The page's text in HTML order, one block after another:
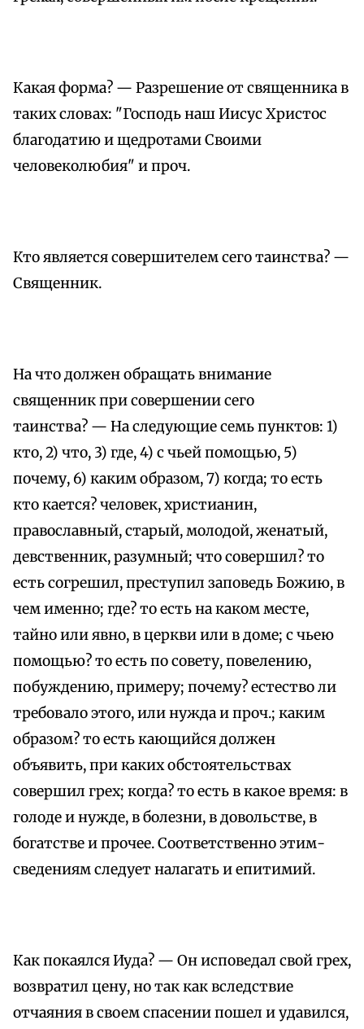
Какая форма? — Разрешение от священника в
таких словах: "Господь наш Иисус Христос
благодатию и щедротами Своими
человеколюбия" и проч.
Кто является совершителем сего таинства? —
Священник.
На что должен обращать внимание
священник при совершении сего
таинства? — На следующие семь пунктов: 1)
кто, 2) что, 3) где, 4) с чьей помощью, 5)
почему, 6) каким образом, 7) когда; то есть
кто кается? человек, христианин,
православный, старый, молодой, женатый,
девственник, разумный; что совершил? то
есть согрешил, преступил заповедь Божию, в
чем именно; где? то есть на каком месте,
тайно или явно, в церкви или в доме; с чьею
помощью? то есть по совету, повелению,
побуждению, примеру; почему? естество ли
требовало этого, или нужда и проч.; каким
образом? то есть кающийся должен
объявить, при каких обстоятельствах
совершил грех; когда? то есть в какое время: в
голоде и нужде, в болезни, в довольстве, в
богатстве и прочее. Соответственно этим-
сведениям следует налагать и епитимий.
Как покаялся Иуда? — Он исповедал свой грех,
возвратил цену, но так как вследствие
отчаяния в своем спасении пошел и удавился,